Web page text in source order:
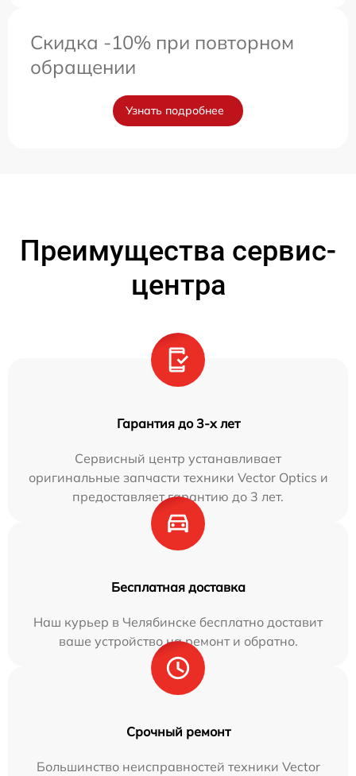
Скидка -10% при повторном
обращении
Узнать подробнее
Преимущества сервис-
центра
Гарантия до 3-х лет
Сервисный центр устанавливает
оригинальные запчасти техники Vector Optics и
предоставляет гарантию до 3 лет.
Бесплатная доставка
Наш курьер в Челябинске бесплатно доставит
ваше устройство на ремонт и обратно.
Срочный ремонт
Большинство неисправностей техники Vector